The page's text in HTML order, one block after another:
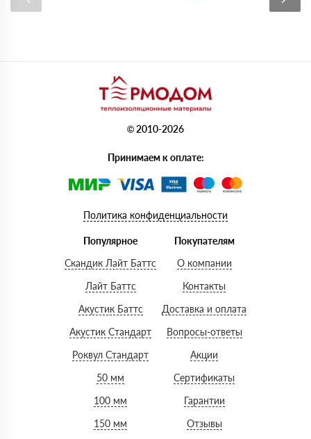
© 2010-2026
Принимаем к оплате:
Политика конфиденциальности
Популярное
Скандик Лайт Баттс
Лайт Баттс
Акустик Баттс
Акустик Стандарт
Роквул Стандарт
50 мм
100 мм
150 мм
Покупателям
О компании
Контакты
Доставка и оплата
Вопросы-ответы
Акции
Сертификаты
Гарантии
Отзывы